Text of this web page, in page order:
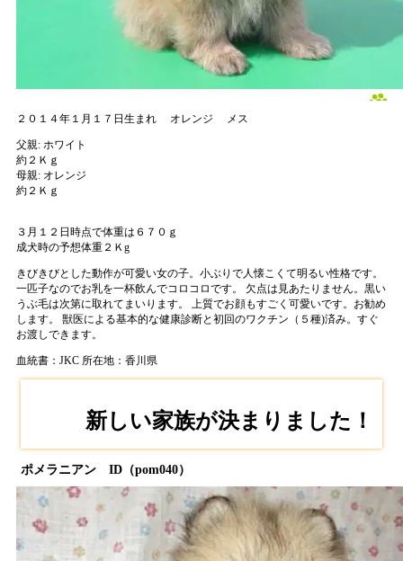
２０１４年１月１７日生まれ オレンジ メス
父親: ホワイト
約２Ｋｇ
母親: オレンジ
約２Ｋｇ
３月１２日時点で体重は６７０ｇ
成犬時の予想体重２Ｋg
きびきびとした動作が可愛い女の子。小ぶりで人懐こくて明るい性格です。
一匹子なのでお乳を一杯飲んでコロコロです。 欠点は見あたりません。黒い
うぶ毛は次第に取れてまいります。 上質でお顔もすごく可愛いです。お勧め
します。 獣医による基本的な健康診断と初回のワクチン（５種)済み。すぐ
お渡しできます。
血統書：JKC 所在地：香川県
新しい家族が決まりました！
ポメラニアン ID（pom040）